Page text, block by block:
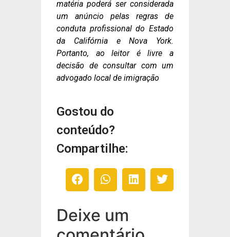
matéria poderá ser considerada
um anúncio pelas regras de
conduta profissional do Estado
da Califórnia e Nova York.
Portanto, ao leitor é livre a
decisão de consultar com um
advogado local de imigração
Gostou do
conteúdo?
Compartilhe:
Deixe um